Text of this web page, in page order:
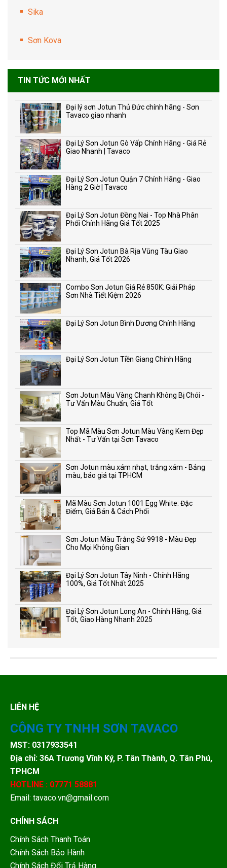
Sika
Sơn Kova
TIN TỨC MỚI NHẤT
Đại lý sơn Jotun Thủ Đức chính hãng - Sơn
Tavaco giao nhanh
Đại Lý Sơn Jotun Gò Vấp Chính Hãng - Giá Rẻ
Giao Nhanh | Tavaco
Đại Lý Sơn Jotun Quận 7 Chính Hãng - Giao
Hàng 2 Giờ | Tavaco
Đại Lý Sơn Jotun Đồng Nai - Top Nhà Phân
Phối Chính Hãng Giá Tốt 2025
Đại Lý Sơn Jotun Bà Rịa Vũng Tàu Giao
Nhanh, Giá Tốt 2026
Combo Sơn Jotun Giá Rẻ 850K: Giải Pháp
Sơn Nhà Tiết Kiệm 2026
Đại Lý Sơn Jotun Bình Dương Chính Hãng
Đại Lý Sơn Jotun Tiền Giang Chính Hãng
Sơn Jotun Màu Vàng Chanh Không Bị Chói -
Tư Vấn Màu Chuẩn, Giá Tốt
Top Mã Màu Sơn Jotun Màu Vàng Kem Đẹp
Nhất - Tư Vấn tại Sơn Tavaco
Sơn Jotun màu xám nhạt, trắng xám - Bảng
màu, báo giá tại TPHCM
Mã Màu Sơn Jotun 1001 Egg White: Đặc
Điểm, Giá Bán & Cách Phối
Sơn Jotun Màu Trắng Sứ 9918 - Màu Đẹp
Cho Mọi Không Gian
Đại Lý Sơn Jotun Tây Ninh - Chính Hãng
100%, Giá Tốt Nhất 2025
Đại Lý Sơn Jotun Long An - Chính Hãng, Giá
Tốt, Giao Hàng Nhanh 2025
LIÊN HỆ
CÔNG TY TNHH SƠN TAVACO
MST: 0317933541
Địa chỉ: 36A Trương Vĩnh Ký, P. Tân Thành, Q. Tân Phú,
TPHCM
HOTLINE : 07771 58881
Email: tavaco.vn@gmail.com
CHÍNH SÁCH
Chính Sách Thanh Toán
Chính Sách Bảo Hành
Chính Sách Đổi Trả Hàng